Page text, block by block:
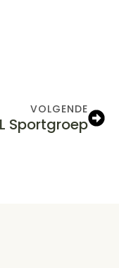
VOLGENDE
Sportgroep